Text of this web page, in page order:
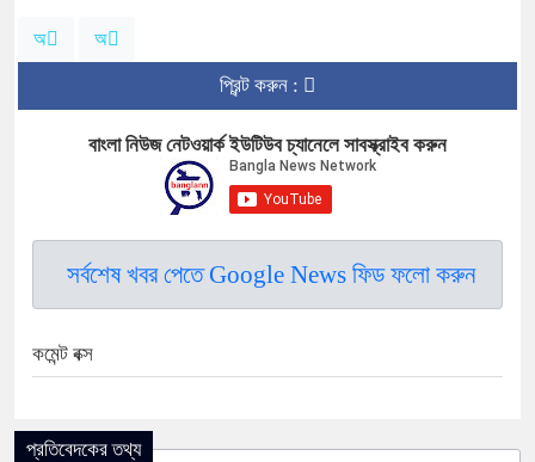
অ অ
প্রিন্ট করুন :
বাংলা নিউজ নেটওয়ার্ক ইউটিউব চ্যানেলে সাবস্ক্রাইব করুন
সর্বশেষ খবর পেতে Google News ফিড ফলো করুন
কমেন্ট বক্স
প্রতিবেদকের তথ্য